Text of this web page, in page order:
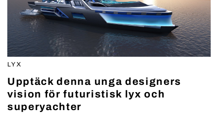
LYX
Upptäck denna unga designers
vision för futuristisk lyx och
superyachter